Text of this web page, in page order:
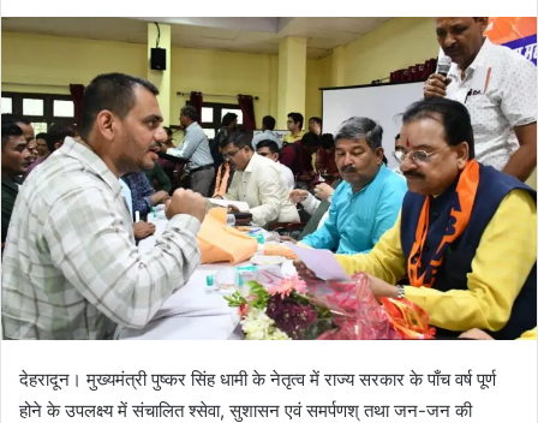
d
a
e
m
a
i
l
देहरादून। मुख्यमंत्री पुष्कर सिंह धामी के नेतृत्व में राज्य सरकार के पाँच वर्ष पूर्ण
होने के उपलक्ष्य में संचालित श्सेवा, सुशासन एवं समर्पणश् तथा जन-जन की